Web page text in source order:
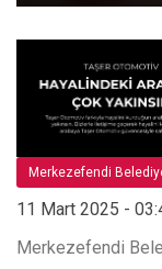
Merkezefendi
11 Mart 2025 -
Merkezefendi